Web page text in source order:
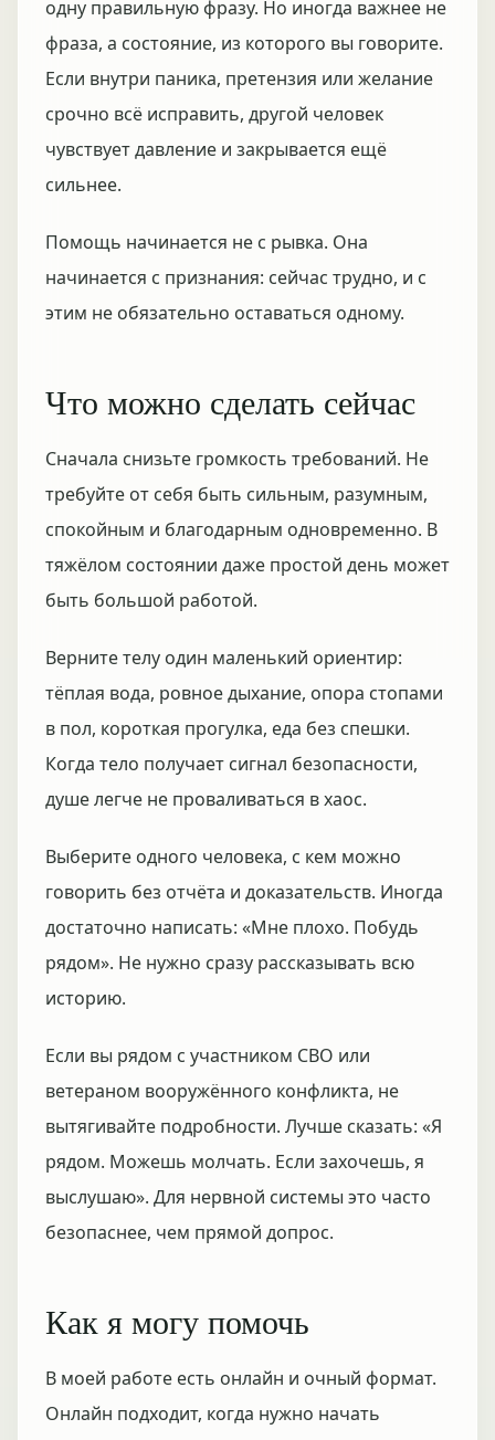
одну правильную фразу. Но иногда важнее не
фраза, а состояние, из которого вы говорите.
Если внутри паника, претензия или желание
срочно всё исправить, другой человек
чувствует давление и закрывается ещё
сильнее.
Помощь начинается не с рывка. Она
начинается с признания: сейчас трудно, и с
этим не обязательно оставаться одному.
Что можно сделать сейчас
Сначала снизьте громкость требований. Не
требуйте от себя быть сильным, разумным,
спокойным и благодарным одновременно. В
тяжёлом состоянии даже простой день может
быть большой работой.
Верните телу один маленький ориентир:
тёплая вода, ровное дыхание, опора стопами
в пол, короткая прогулка, еда без спешки.
Когда тело получает сигнал безопасности,
душе легче не проваливаться в хаос.
Выберите одного человека, с кем можно
говорить без отчёта и доказательств. Иногда
достаточно написать: «Мне плохо. Побудь
рядом». Не нужно сразу рассказывать всю
историю.
Если вы рядом с участником СВО или
ветераном вооружённого конфликта, не
вытягивайте подробности. Лучше сказать: «Я
рядом. Можешь молчать. Если захочешь, я
выслушаю». Для нервной системы это часто
безопаснее, чем прямой допрос.
Как я могу помочь
В моей работе есть онлайн и очный формат.
Онлайн подходит, когда нужно начать